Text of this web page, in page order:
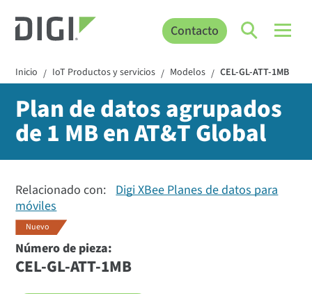
Contacto
Inicio / IoT Productos y servicios / Modelos / CEL-GL-ATT-1MB
Plan de datos agrupados
de 1 MB en AT&T Global
Relacionado con: Digi XBee Planes de datos para
móviles
Nuevo
Número de pieza:
CEL-GL-ATT-1MB